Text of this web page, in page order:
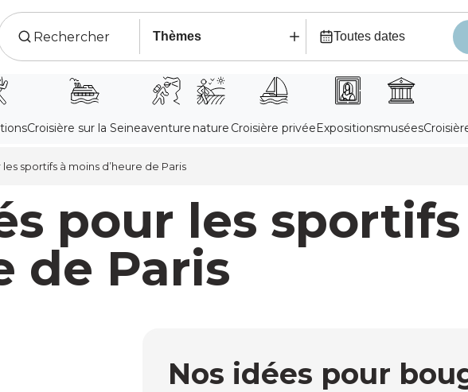
sportifs à moins d’heure de Paris
pour les
de Paris
Nos idées pour